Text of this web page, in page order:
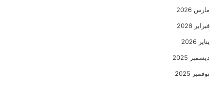
مارس 2026
فبراير 2026
يناير 2026
ديسمبر 2025
نوفمبر 2025